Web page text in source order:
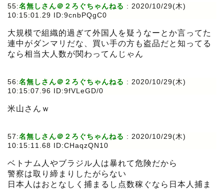
55:名無しさん＠２ろぐちゃんねる : 2020/10/29(木)
10:15:01.29 ID:9cnbPQgC0
大規模で組織的過ぎて外国人を疑うなーとか言ってた
連中がダンマリだな、買い手の方も盗品だと知ってる
なら相当大人数が関わってんじゃん
56:名無しさん＠２ろぐちゃんねる : 2020/10/29(木)
10:15:07.96 ID:9fVLeGD/0
米山さんｗ
57:名無しさん＠２ろぐちゃんねる : 2020/10/29(木)
10:15:11.68 ID:CHaqzQN10
ベトナム人やブラジル人は暴れて危険だから
警察は取り締まりしたがらない
日本人はおとなしく捕まるし点数稼ぐなら日本人捕ま